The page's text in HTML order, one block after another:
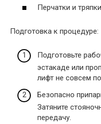
Перчатки и
Подготовка к процедуре:
Подготовьте
эстакаде или
лифт не совсем
Безопасно
Затяните
передачу.